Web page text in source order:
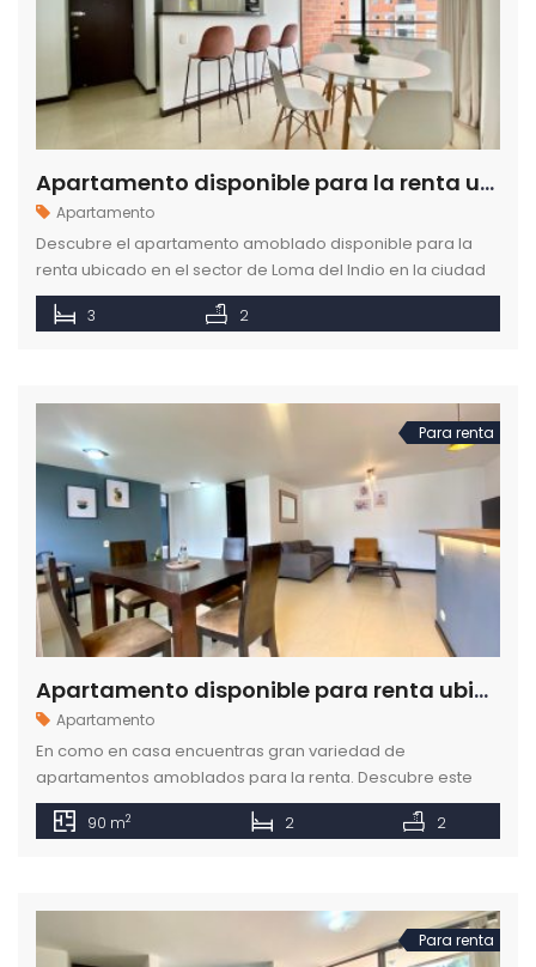
Apartamento disponible para la renta ubicado en el sector de Loma del Indio en Medellín
Apartamento
Descubre el apartamento amoblado disponible para la
renta ubicado en el sector de Loma del Indio en la ciudad
de Medellín.
3 2
Para renta
Apartamento disponible para renta ubicado en el sector de Loma del Indio
Apartamento
En como en casa encuentras gran variedad de
apartamentos amoblados para la renta. Descubre este
apartamento ubicado en la Loma del Indio.
90 m2 2 2
Para renta